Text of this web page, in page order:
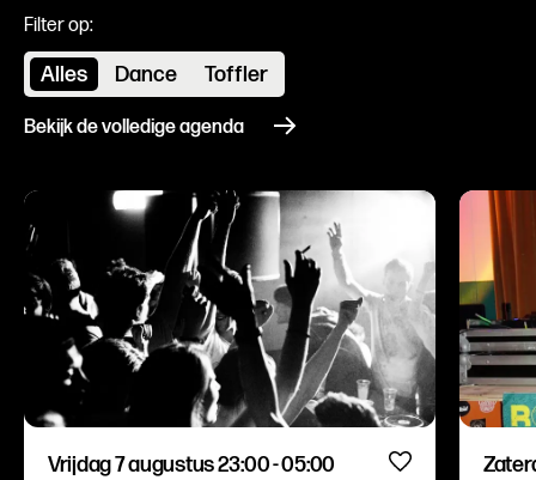
Filter op:
Alles Dance Toffler
Bekijk de volledige agenda
Vrijdag 7 augustus 23:00 - 05:00